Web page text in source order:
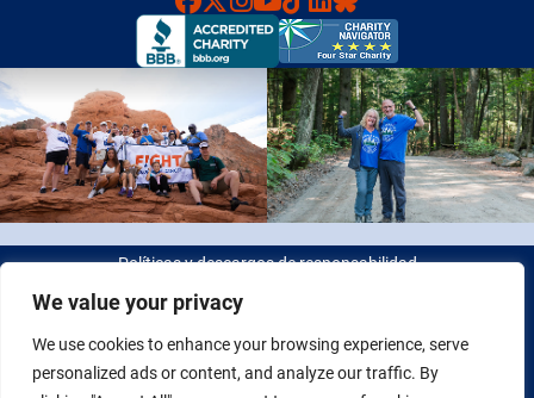
We value your privacy
We use cookies to enhance your browsing experience, serve
personalized ads or content, and analyze our traffic. By
Faceboook
X Instagram
YouTube
TikTok
LinkedIn
Bluesky
Políticas y descargos de responsabilidad
© 2026 Fight Colorectal Cancer. Todos los derechos reservados.
Identificación fiscal: 20-2622550